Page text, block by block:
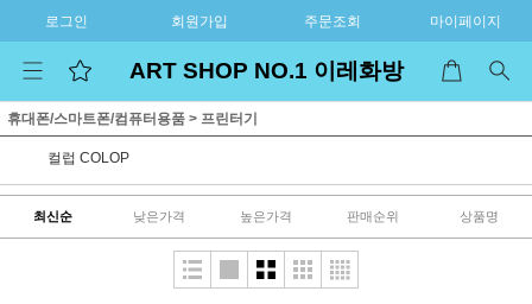
로그인 회원가입 주문조회 마이페이지
ART SHOP NO.1 이레화방
휴대폰/스마트폰/컴퓨터용품 > 프린터기
컬럽 COLOP
최신순 낮은가격 높은가격 판매순위 상품명